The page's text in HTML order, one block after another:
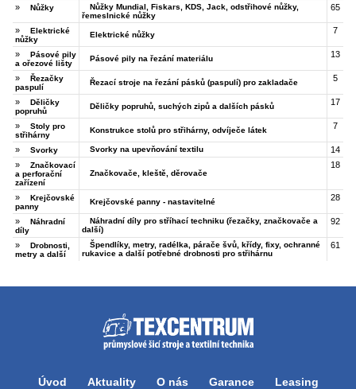
» Nůžky
Nůžky Mundial, Fiskars, KDS, Jack, odstřihové nůžky,
řemeslnické nůžky
65
»
Elektrické
nůžky
Elektrické nůžky 7
»
Pásové pily
a ořezové lišty
Pásové pily na řezání materiálu 13
»
Řezačky
paspulí
Řezací stroje na řezání pásků (paspulí) pro zakladače 5
»
Děličky
popruhů
Děličky popruhů, suchých zipů a dalších pásků 17
»
Stoly pro
střihárny
Konstrukce stolů pro střihárny, odvíječe látek 7
» Svorky Svorky na upevňování textilu
14
»
Značkovací
a perforační
zařízení
Značkovače, kleště, děrovače
18
»
Krejčovské
panny
Krejčovské panny - nastavitelné 28
»
Náhradní
díly
Náhradní díly pro stříhací techniku (řezačky, značkovače a
další)
92
»
Drobnosti,
metry a další
Špendlíky, metry, radélka, párače švů, křídy, fixy, ochranné
rukavice a další potřebné drobnosti pro střihárnu
61
Úvod Aktuality O nás Garance Leasing